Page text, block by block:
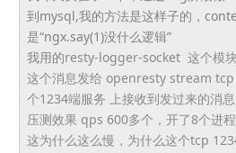
到mysql,我的方法是这样子的，
是“ngx.say(1)没什么逻辑”
我用的resty-logger-socket 这个模
这个消息发给 openresty stream tcp
个1234端服务 上接收到发过来的消
压测效果 qps 600多个，开了8个进
这为什么这么慢，为什么这个tcp